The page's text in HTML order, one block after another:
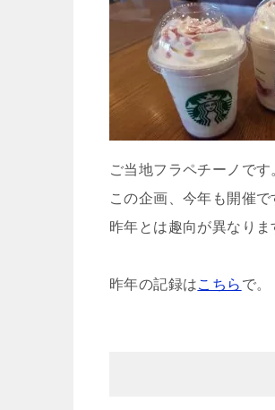
ご当地フラペチーノです
この企画、今年も開催で
昨年とは趣向が異なりま
昨年の記録はこちら で。